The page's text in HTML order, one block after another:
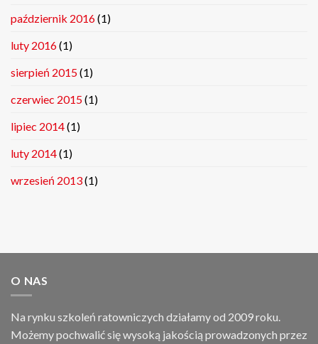
październik 2016(1)
luty 2016(1)
sierpień 2015(1)
czerwiec 2015(1)
lipiec 2014(1)
luty 2014(1)
wrzesień 2013(1)
O NAS
Na rynku szkoleń ratowniczych działamy od 2009 roku.
Możemy pochwalić się wysoką jakością prowadzonych przez